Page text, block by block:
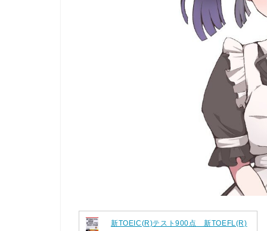
新TOEIC(R)テスト900点 新TOEFL(R)